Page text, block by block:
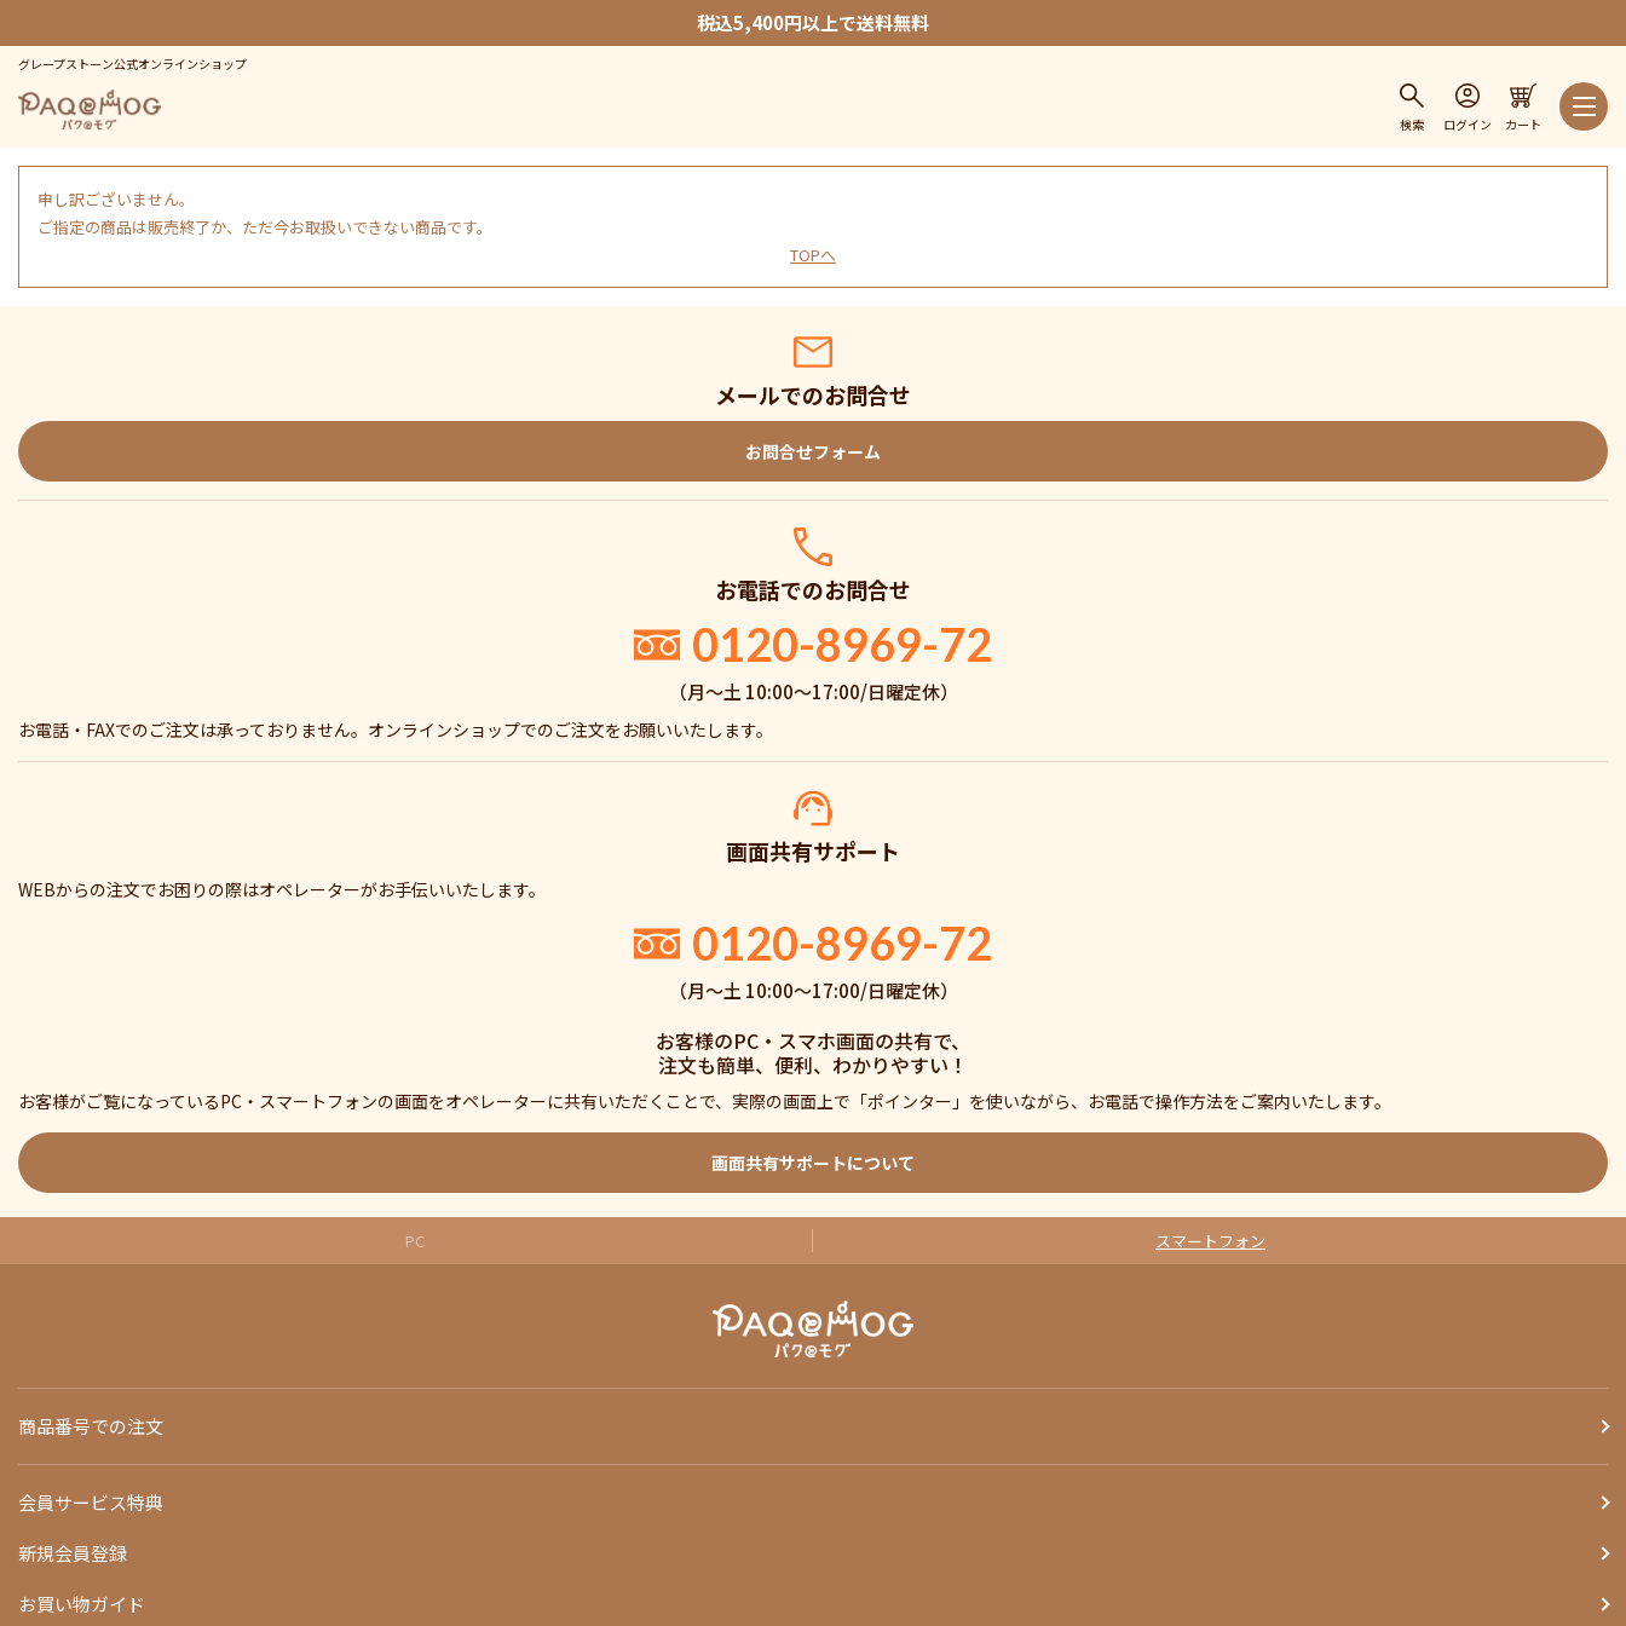
税込5,400円以上で送料無料
グレープストーン公式オンラインショップ
検索 ログイン カート
申し訳ございません。
ご指定の商品は販売終了か、ただ今お取扱いできない商品です。
TOPへ
メールでのお問合せ
お問合せフォーム
お電話でのお問合せ
0120-8969-72
（月〜土 10:00〜17:00/日曜定休）
お電話・FAXでのご注文は承っておりません。オンラインショップでのご注文をお願いいたします。
画面共有サポート
WEBからの注文でお困りの際はオペレーターがお手伝いいたします。
0120-8969-72
（月〜土 10:00〜17:00/日曜定休）
お客様のPC・スマホ画面の共有で、
注文も簡単、便利、わかりやすい！
お客様がご覧になっているPC・スマートフォンの画面をオペレーターに共有いただくことで、実際の画面上で「ポインター」を使いながら、お電話で操作方法をご案内いたします。
画面共有サポートについて
PC スマートフォン
商品番号での注文
会員サービス特典
新規会員登録
お買い物ガイド